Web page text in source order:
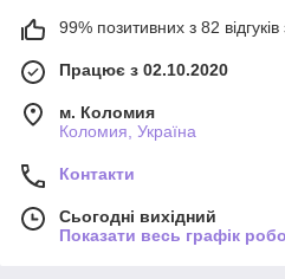
99% позитивних з 82 відгуків
Працює з 02.10.2020
м. Коломия
Коломия, Україна
Контакти
Сьогодні вихідний
Показати весь графік